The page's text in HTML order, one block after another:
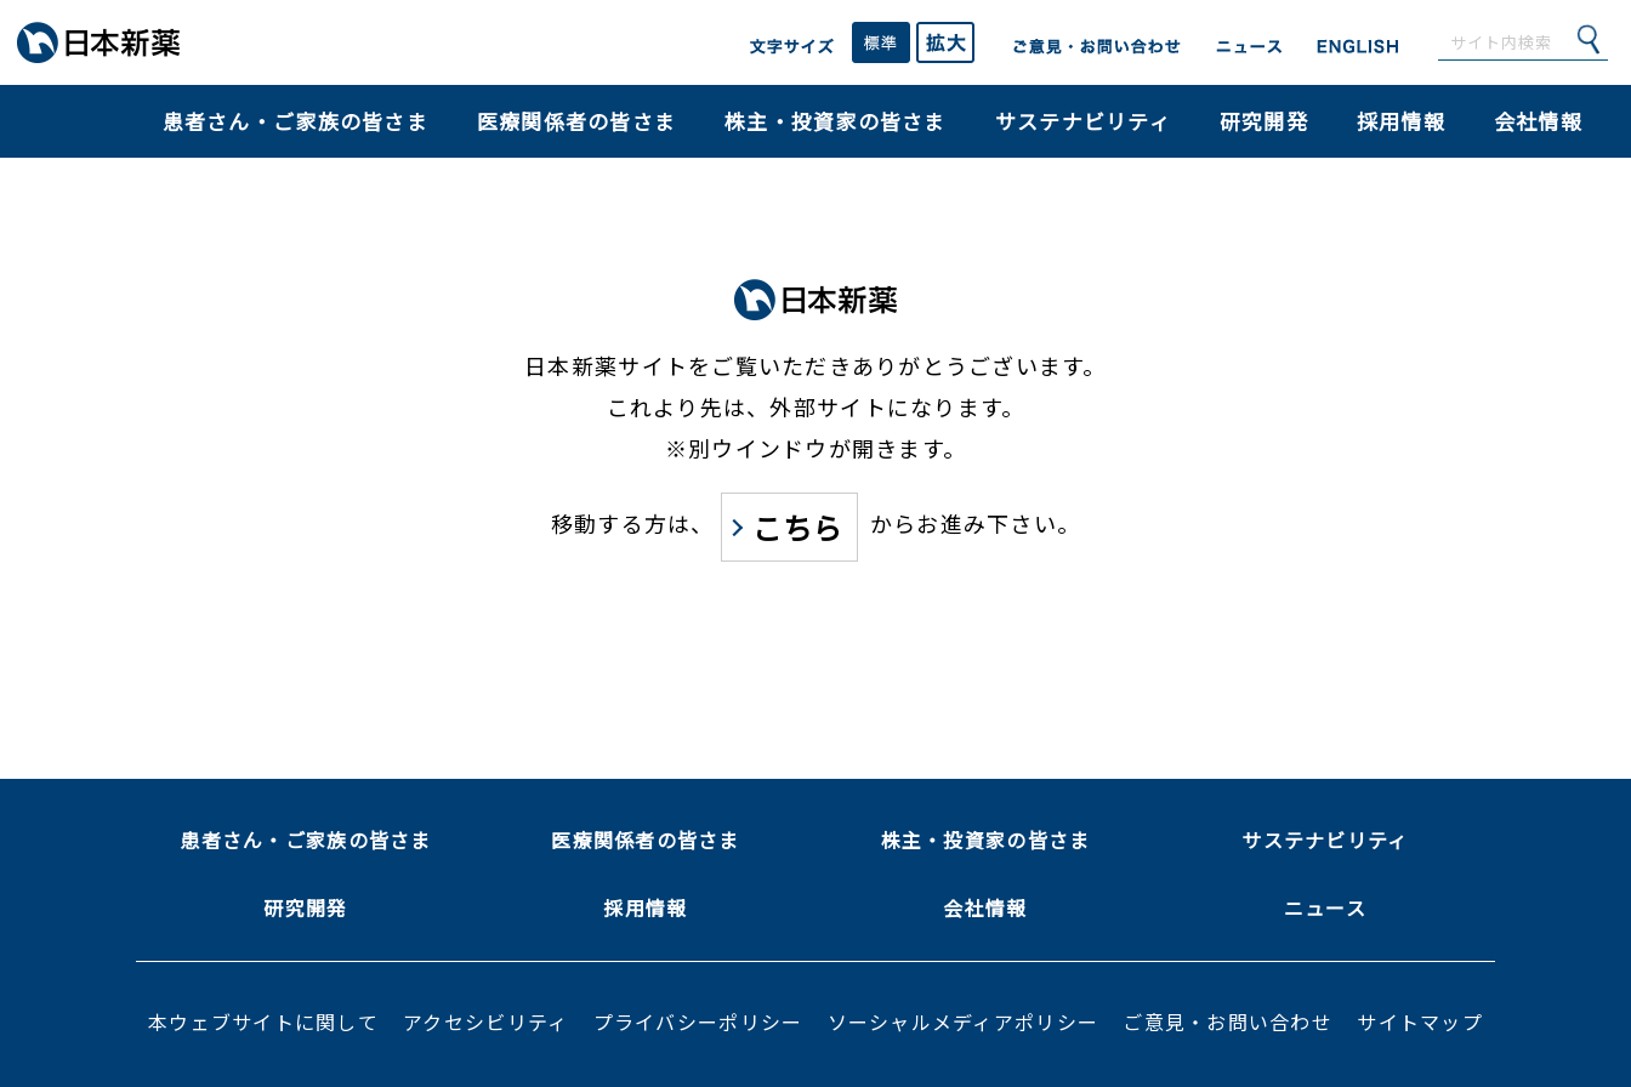
患者さん・ご家族の皆さま 医療関係者の皆さま 株主・投資家の皆さま サステナビリティ 研究開発 採用情報 会社情報
日本新薬サイトをご覧いただきありがとうございます。
これより先は、外部サイトになります。
※別ウインドウが開きます。
移動する方は、 こちら からお進み下さい。
患者さん・ご家族の皆さま 医療関係者の皆さま 株主・投資家の皆さま サステナビリティ
研究開発 採用情報 会社情報 ニュース
本ウェブサイトに関して アクセシビリティ プライバシーポリシー ソーシャルメディアポリシー ご意見・お問い合わせ サイトマップ